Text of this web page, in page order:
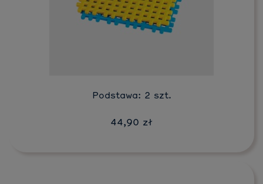
Podstawa: 2 szt.
44,90 zł
Do koszyka